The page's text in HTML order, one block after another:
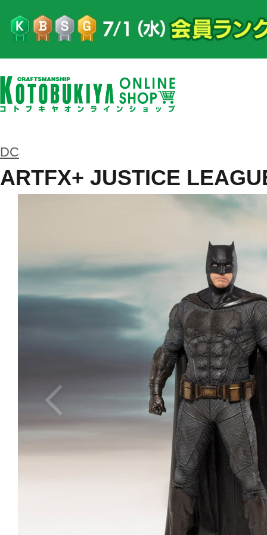
DC
ARTFX+ JUSTICE